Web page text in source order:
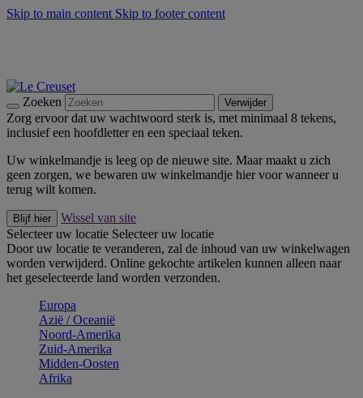
Skip to main content Skip to footer content
Zoeken Verwijder
Zorg ervoor dat uw wachtwoord sterk is, met minimaal 8 tekens,
inclusief een hoofdletter en een speciaal teken.
Uw winkelmandje is leeg op de nieuwe site. Maar maakt u zich
geen zorgen, we bewaren uw winkelmandje hier voor wanneer u
terug wilt komen.
Blijf hier
Wissel van site
Selecteer uw locatie Selecteer uw locatie
Door uw locatie te veranderen, zal de inhoud van uw winkelwagen
worden verwijderd. Online gekochte artikelen kunnen alleen naar
het geselecteerde land worden verzonden.
Europa
Aziё / Oceaniё
Noord-Amerika
Zuid-Amerika
Midden-Oosten
Afrika